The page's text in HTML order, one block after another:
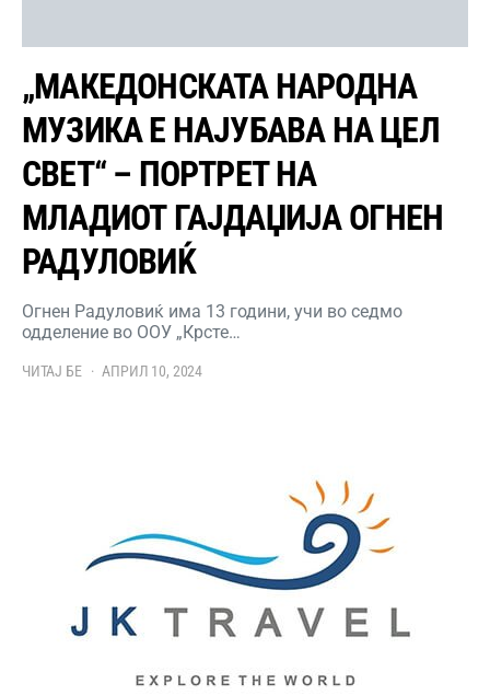
„МАКЕДОНСКАТА НАРОДНА
МУЗИКА Е НАЈУБАВА НА ЦЕЛ
СВЕТ“ – ПОРТРЕТ НА
МЛАДИОТ ГАЈДАЏИЈА ОГНЕН
РАДУЛОВИЌ
Огнен Радуловиќ има 13 години, учи во седмо
одделение во ООУ „Крсте…
ЧИТАЈ БЕ АПРИЛ 10, 2024